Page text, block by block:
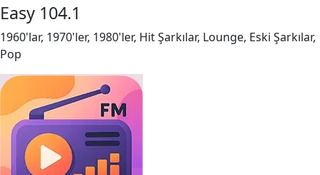
Easy 104.1
1960'lar, 1970'ler, 1980'ler, Hit Şarkılar, Lounge, Eski Şarkılar,
Pop